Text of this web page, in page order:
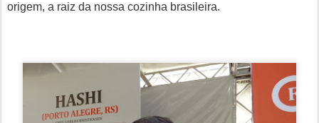
origem, a raiz da nossa cozinha brasileira.